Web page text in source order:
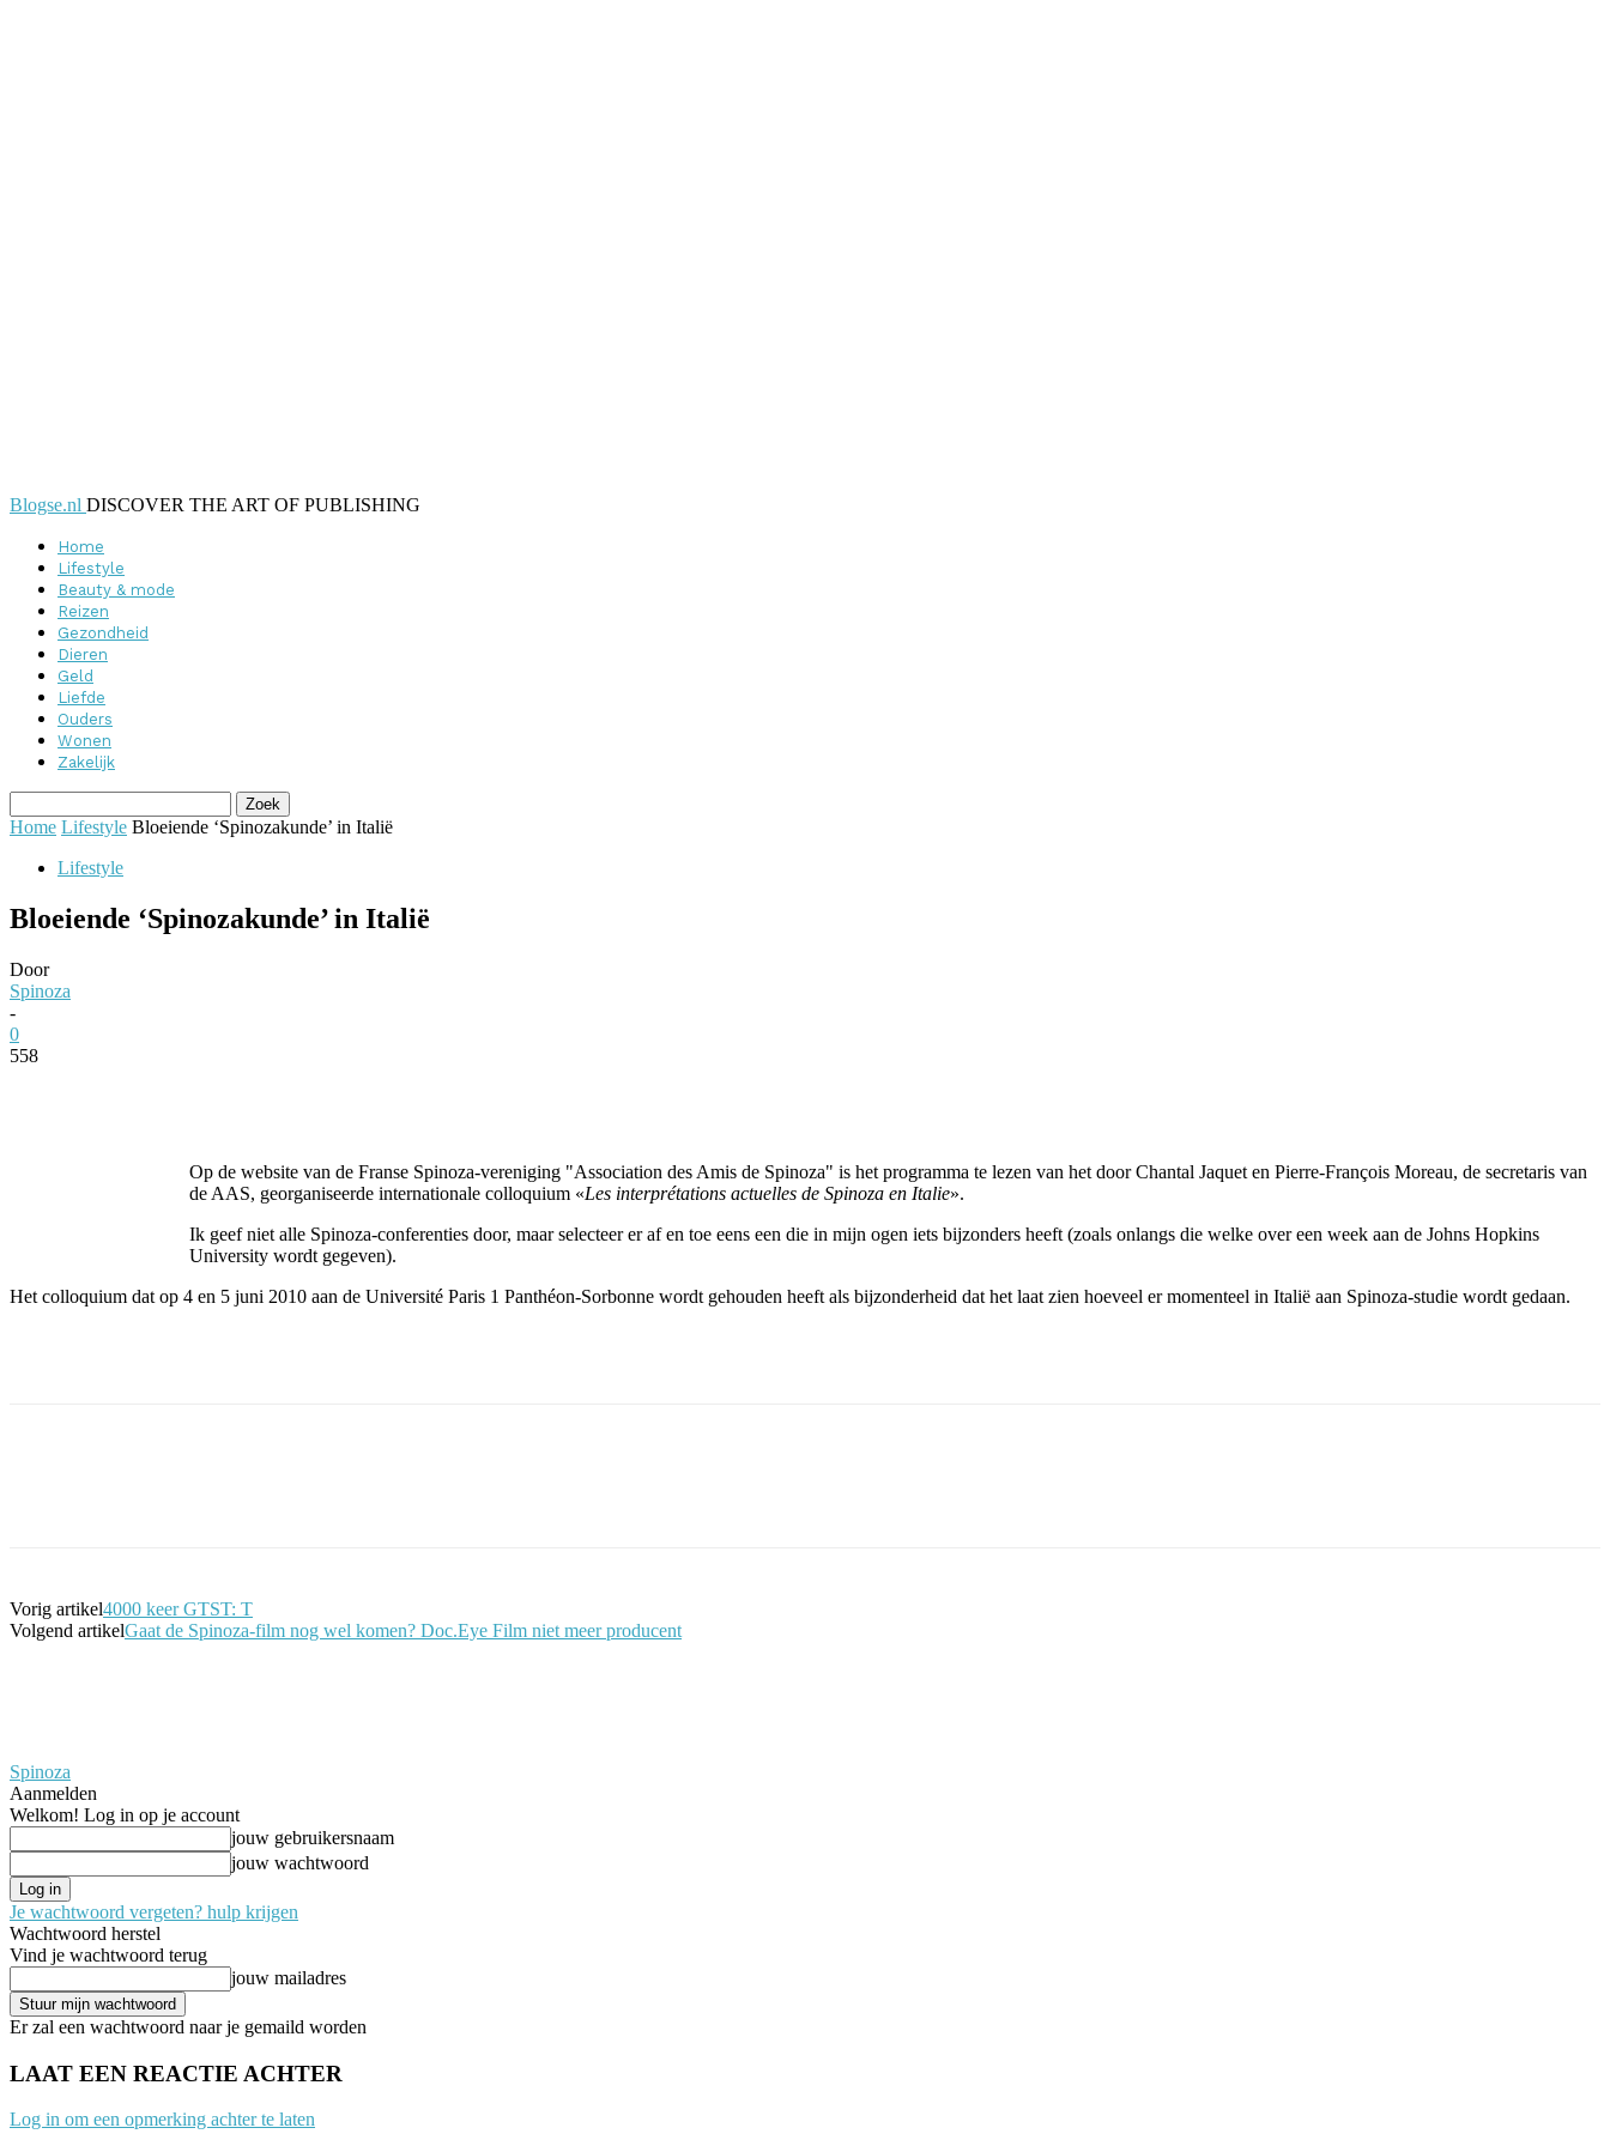
Blogse.nl DISCOVER THE ART OF PUBLISHING
Home
Lifestyle
Beauty & mode
Reizen
Gezondheid
Dieren
Geld
Liefde
Ouders
Wonen
Zakelijk
Home Lifestyle Bloeiende ‘Spinozakunde’ in Italië
Lifestyle
Bloeiende ‘Spinozakunde’ in Italië
Door
Spinoza
-
0
558
Op de website van de Franse Spinoza-vereniging "Association des Amis de Spinoza" is het programma te lezen van het door Chantal Jaquet en Pierre-François Moreau, de secretaris van
de AAS, georganiseerde internationale colloquium «Les interprétations actuelles de Spinoza en Italie».
Ik geef niet alle Spinoza-conferenties door, maar selecteer er af en toe eens een die in mijn ogen iets bijzonders heeft (zoals onlangs die welke over een week aan de Johns Hopkins
University wordt gegeven).
Het colloquium dat op 4 en 5 juni 2010 aan de Université Paris 1 Panthéon-Sorbonne wordt gehouden heeft als bijzonderheid dat het laat zien hoeveel er momenteel in Italië aan Spinoza-studie wordt gedaan.
Vorig artikel4000 keer GTST: T
Volgend artikelGaat de Spinoza-film nog wel komen? Doc.Eye Film niet meer producent
Spinoza
Aanmelden
Welkom! Log in op je account
jouw gebruikersnaam
jouw wachtwoord
Je wachtwoord vergeten? hulp krijgen
Wachtwoord herstel
Vind je wachtwoord terug
jouw mailadres
Er zal een wachtwoord naar je gemaild worden
LAAT EEN REACTIE ACHTER
Log in om een opmerking achter te laten